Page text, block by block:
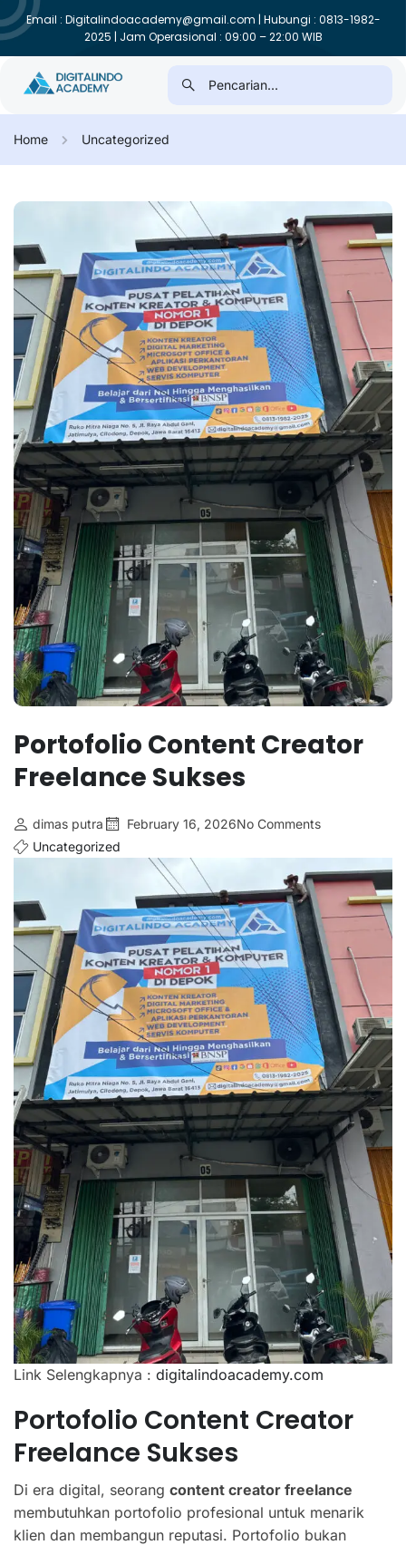
Email : Digitalindoacademy@gmail.com | Hubungi : 0813-1982-
2025 | Jam Operasional : 09:00 – 22:00 WIB
Home Uncategorized
Portofolio Content Creator
Freelance Sukses
dimas putra February 16, 2026No Comments
Uncategorized
Link Selengkapnya : digitalindoacademy.com
Portofolio Content Creator
Freelance Sukses
Di era digital, seorang content creator freelance
membutuhkan portofolio profesional untuk menarik
klien dan membangun reputasi. Portofolio bukan